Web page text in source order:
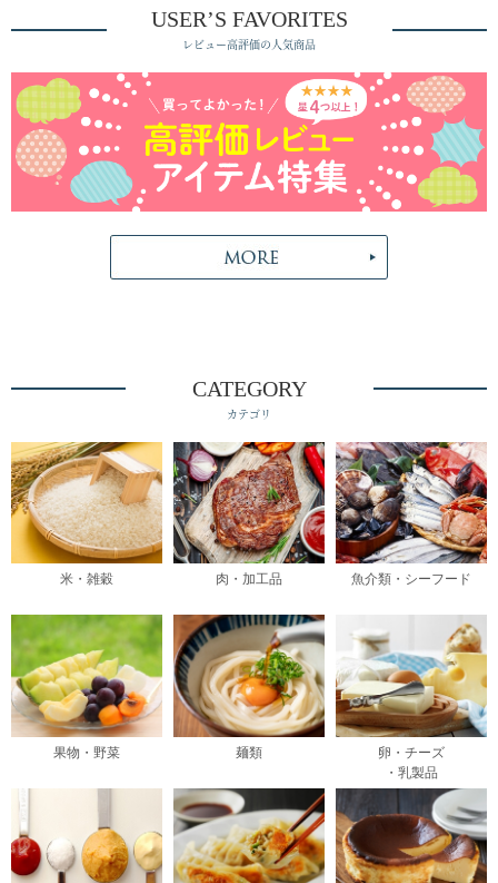
USER’S FAVORITES
レビュー高評価の人気商品
CATEGORY
カテゴリ
米・雑穀 肉・加工品 魚介類・シーフード
果物・野菜 麺類
卵・チーズ
・乳製品